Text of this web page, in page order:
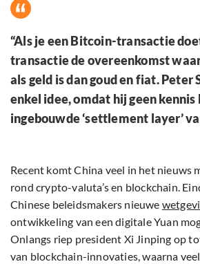
“Als je een Bitcoin-transactie
transactie de overeenkomst
als geld is dan goud en fiat. Peter
enkel idee, omdat hij geen
ingebouwde ‘settlement layer’
Recent komt China veel in het nieuws
rond crypto-valuta’s en blockchain.
Chinese beleidsmakers nieuwe
ontwikkeling van een digitale Yuan
Onlangs riep president Xi Jinping op
van blockchain-innovaties, waarna